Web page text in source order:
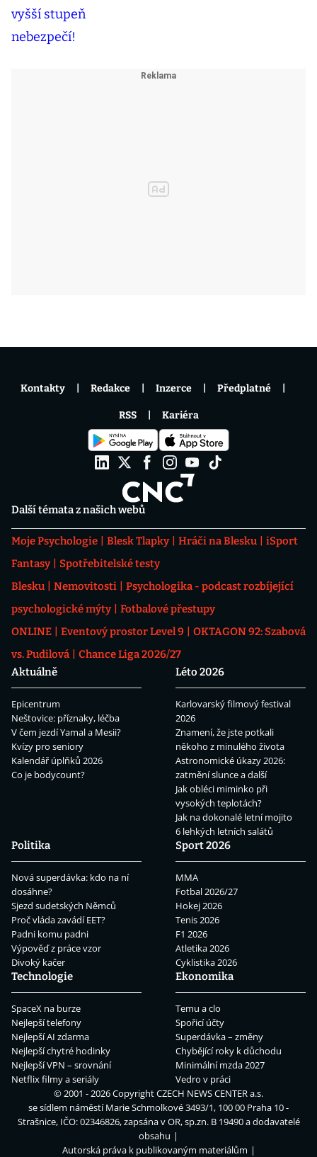
Další témata z našich webů
Moje Psychologie Blesk Tlapky Hráči na Blesku
iSport
Fantasy
Spotřebitelské testy
Blesku
Nemovitosti
Psychologika - podcast rozbíjející
psychologické mýty
Fotbalové přestupy
ONLINE
Eventový prostor Level 9
OKTAGON 92: Szabová
vs. Pudilová
Chance Liga 2026/27
Aktuálně
Epicentrum
Neštovice: příznaky, léčba
V čem jezdí Yamal a Mesii?
Kvízy pro seniory
Kalendář úplňků 2026
Co je bodycount?
Léto 2026
Karlovarský filmový festival
2026
Znamení, že jste potkali
někoho z minulého života
Astronomické úkazy 2026:
zatmění slunce a další
Jak obléci miminko při
vysokých teplotách?
Jak na dokonalé letní mojito
6 lehkých letních salátů
Politika
Nová superdávka: kdo na ní
dosáhne?
Sjezd sudetských Němců
Proč vláda zavádí EET?
Padni komu padni
Výpověď z práce vzor
Divoký kačer
Sport 2026
MMA
Fotbal 2026/27
Hokej 2026
Tenis 2026
F1 2026
Atletika 2026
Cyklistika 2026
Technologie
SpaceX na burze
Nejlepší telefony
Nejlepší AI zdarma
Nejlepší chytré hodinky
Nejlepší VPN – srovnání
Netflix filmy a seriály
Ekonomika
Temu a clo
Spořicí účty
Superdávka – změny
Chybějící roky k důchodu
Minimální mzda 2027
Vedro v práci
Kontakty Redakce Inzerce Předplatné
RSS Kariéra
© 2001 - 2026 CopyrightCZECH NEWS CENTER a.s.
se sídlem náměstí Marie Schmolkové 3493/1, 100 00 Praha 10 -
Strašnice, IČO: 02346826, zapsána v OR, sp.zn. B 19490 a dodavatelé
obsahu
Autorská práva k publikovaným materiálům